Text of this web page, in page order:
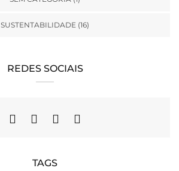
SUSTENTABILIDADE (16)
REDES SOCIAIS
TAGS